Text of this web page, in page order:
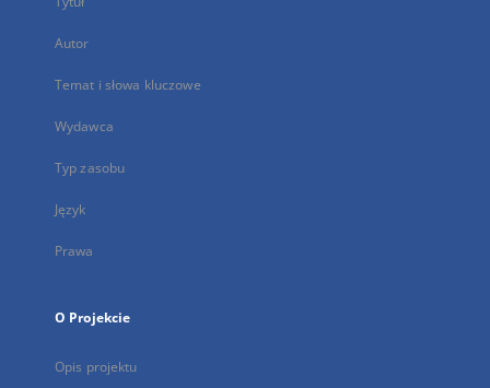
Autor
Temat i słowa kluczowe
Wydawca
Typ zasobu
Język
Prawa
O Projekcie
Opis projektu